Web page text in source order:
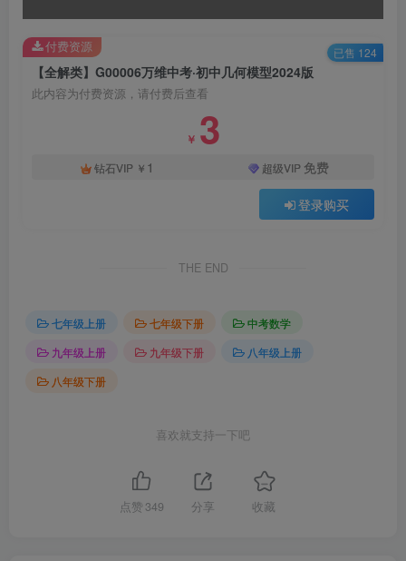
【全解类】G00006万维中考·初中几何模型2024版
此内容为付费资源，请付费后查看
￥ 3
钻石VIP ￥ 1 超级VIP 免费
登录购买
付费资源 已售 124
THE END
七年级上册 七年级下册
中考数学
九年级上册
九年级下册
八年级上册
八年级下册
喜欢就支持一下吧
点赞 349 分享 收藏